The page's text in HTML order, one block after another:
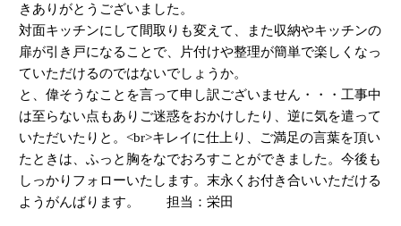
きありがとうございました。
対面キッチンにして間取りも変えて、また収納やキッチンの
扉が引き戸になることで、片付けや整理が簡単で楽しくなっ
ていただけるのではないでしょうか。
と、偉そうなことを言って申し訳ございません・・・工事中
は至らない点もありご迷惑をおかけしたり、逆に気を遣って
いただいたりと。<br>キレイに仕上り、ご満足の言葉を頂い
たときは、ふっと胸をなでおろすことができました。今後も
しっかりフォローいたします。末永くお付き合いいただける
ようがんばります。 担当：栄田